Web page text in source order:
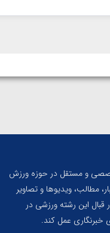
و مستقل در حوزه ورزش
مطالب، ویدیوها و تصاویر
این رشته ورزشی در
خبرنگاری عمل کند.